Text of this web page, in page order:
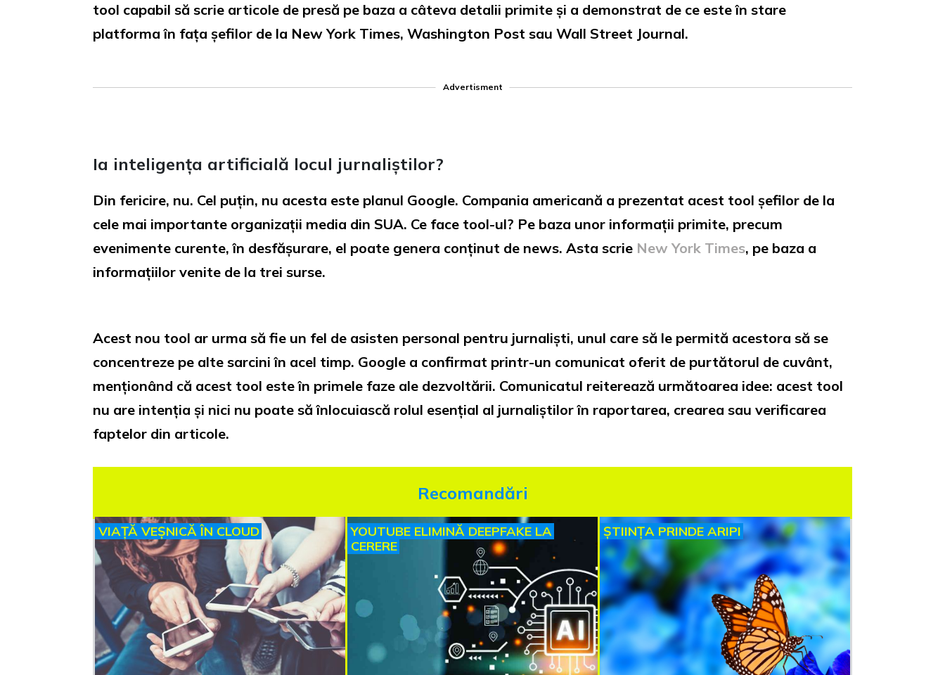
tool capabil să scrie articole de presă pe baza a câteva detalii primite și a demonstrat de ce este în stare
platforma în fața șefilor de la New York Times, Washington Post sau Wall Street Journal.
Advertisment
Ia inteligența artificială locul jurnaliștilor?
Din fericire, nu. Cel puțin, nu acesta este planul Google. Compania americană a prezentat acest tool șefilor de la
cele mai importante organizații media din SUA. Ce face tool-ul? Pe baza unor informații primite, precum
evenimente curente, în desfășurare, el poate genera conținut de news. Asta scrie New York Times, pe baza a
informațiilor venite de la trei surse.
Acest nou tool ar urma să fie un fel de asisten personal pentru jurnaliști, unul care să le permită acestora să se
concentreze pe alte sarcini în acel timp. Google a confirmat printr-un comunicat oferit de purtătorul de cuvânt,
menționând că acest tool este în primele faze ale dezvoltării. Comunicatul reiterează următoarea idee: acest tool
nu are intenția și nici nu poate să înlocuiască rolul esențial al jurnaliștilor în raportarea, crearea sau verificarea
faptelor din articole.
Recomandări
VIAȚĂ VEȘNICĂ ÎN CLOUD
YOUTUBE ELIMINĂ DEEPFAKE LA
CERERE
ȘTIINȚA PRINDE ARIPI